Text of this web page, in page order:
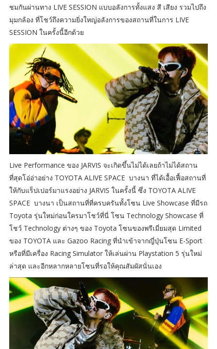
ชมกันผ่านทาง LIVE SESSION แบบอลังการทั้งแสง สี เสียง รวมไปถึง
มุมกล้อง ที่โชว์ถึงความยิ่งใหญ่อลังการของสถานที่ในการ LIVE
SESSION ในครั้งนี้อีกด้วย
Live Performance ของ JARVIS จะเกิดขึ้นไม่ได้เลยถ้าไม่ได้สถาน
ที่สุดโอ่อ่าอย่าง TOYOTA ALIVE SPACE บางนา ที่ได้เอื้อเฟื้อสถานที่
ให้กับแร็ปเปอร์มาแรงอย่าง JARVIS ในครั้งนี้ ซึ่ง TOYOTA ALIVE
SPACE บางนา เป็นสถานที่ที่ครบครันทั้งโซน Live Showcase ที่มีรถ
Toyota รุ่นใหม่ก่อนใครมาโชว์ที่นี่ โซน Technology Showcase ที่
โชว์ Technology ต่างๆ ของ Toyota โซนของพรีเมี่ยมสุด Limited
ของ TOYOTA และ Gazoo Racing ที่นำเข้าจากญี่ปุ่นโซน E-Sport
หรือที่มีเครื่อง Racing Simulator ให้เล่นผ่าน Playstation 5 รุ่นใหม่
ล่าสุด และอีกหลากหลายโซนที่รอให้คุณสัมผัสนั่นเอง